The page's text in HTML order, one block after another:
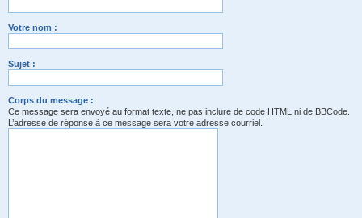
Votre nom :
Sujet :
Corps du message :
Ce message sera envoyé au format texte, ne pas inclure de code HTML ni de BBCode.
L’adresse de réponse à ce message sera votre adresse courriel.